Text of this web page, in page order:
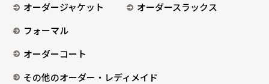
オーダージャケット
オーダースラックス
フォーマル
オーダーコート
その他のオーダー・レディメイド